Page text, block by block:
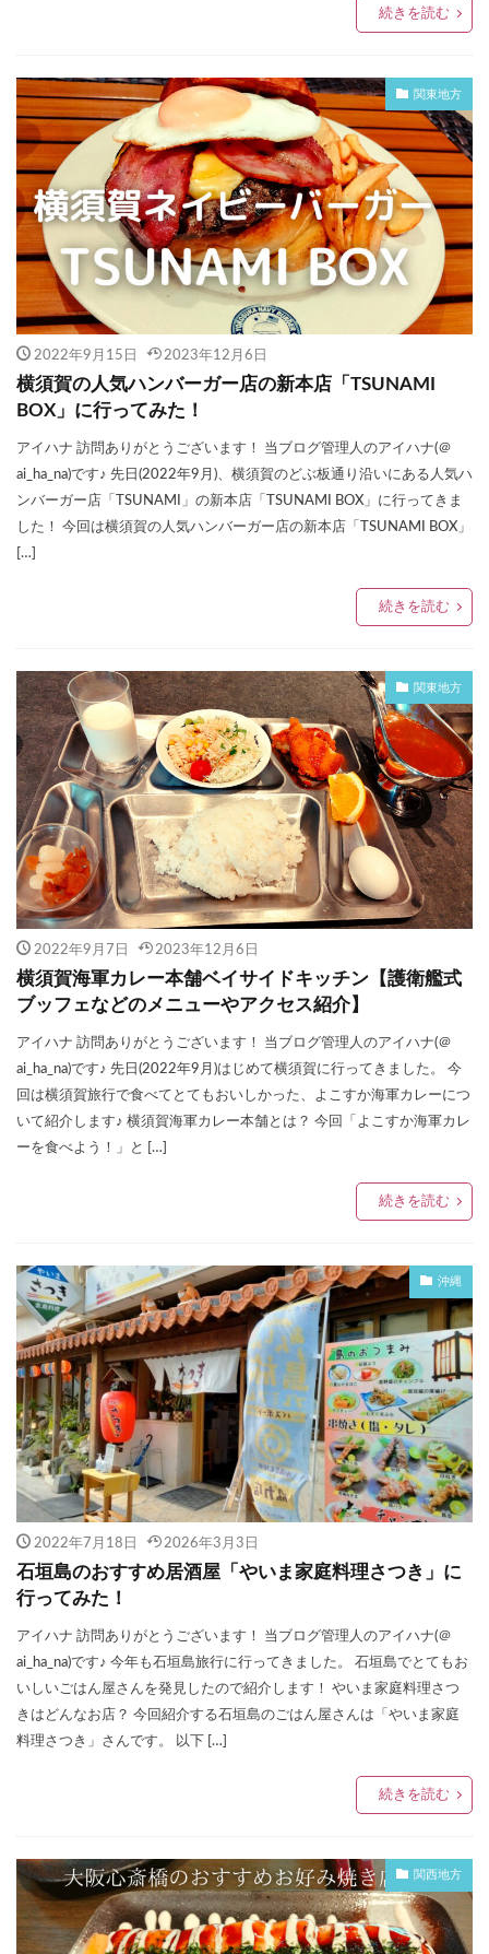
続きを読む
関東地方
2022年9月15日 2023年12月6日
横須賀の人気ハンバーガー店の新本店「TSUNAMI
BOX」に行ってみた！
アイハナ 訪問ありがとうございます！ 当ブログ管理人のアイハナ(＠
ai_ha_na)です♪ 先日(2022年9月)、横須賀のどぶ板通り沿いにある人気ハ
ンバーガー店「TSUNAMI」の新本店「TSUNAMI BOX」に行ってきま
した！ 今回は横須賀の人気ハンバーガー店の新本店「TSUNAMI BOX」
[…]
続きを読む
関東地方
2022年9月7日 2023年12月6日
横須賀海軍カレー本舗ベイサイドキッチン【護衛艦式
ブッフェなどのメニューやアクセス紹介】
アイハナ 訪問ありがとうございます！ 当ブログ管理人のアイハナ(＠
ai_ha_na)です♪ 先日(2022年9月)はじめて横須賀に行ってきました。 今
回は横須賀旅行で食べてとてもおいしかった、よこすか海軍カレーにつ
いて紹介します♪ 横須賀海軍カレー本舗とは？ 今回「よこすか海軍カレ
ーを食べよう！」と […]
続きを読む
沖縄
2022年7月18日 2026年3月3日
石垣島のおすすめ居酒屋「やいま家庭料理さつき」に
行ってみた！
アイハナ 訪問ありがとうございます！ 当ブログ管理人のアイハナ(＠
ai_ha_na)です♪ 今年も石垣島旅行に行ってきました。 石垣島でとてもお
いしいごはん屋さんを発見したので紹介します！ やいま家庭料理さつ
きはどんなお店？ 今回紹介する石垣島のごはん屋さんは「やいま家庭
料理さつき」さんです。 以下 […]
続きを読む
関西地方